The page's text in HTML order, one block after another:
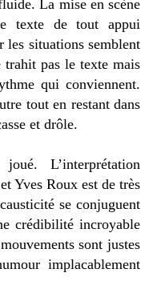
La mise en scène
texte de tout appui
les situations semblent
trahit pas le texte mais
qui conviennent.
tout en restant dans
et drôle.
L’interprétation
Yves Roux est de très
se conjuguent
crédibilité incroyable
sont justes
implacablement